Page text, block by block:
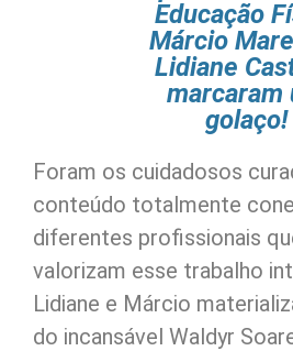
Educação
Márcio
Lidiane
marcaram
golaço!
Foram os cuidadosos
conteúdo totalmente
diferentes profissionais
valorizam esse trabalho
Lidiane e Márcio
do incansável Waldyr